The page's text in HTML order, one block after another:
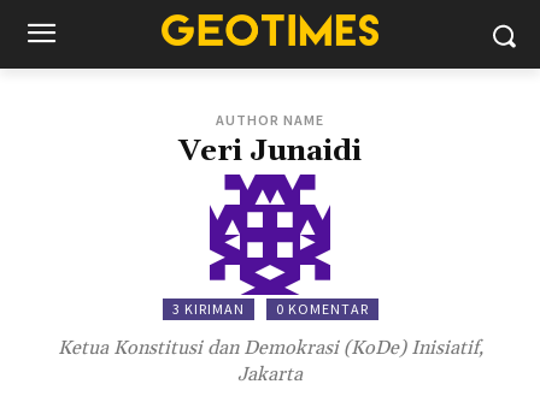
AUTHOR NAME
Veri Junaidi
3 KIRIMAN 0 KOMENTAR
Ketua Konstitusi dan Demokrasi (KoDe) Inisiatif,
Jakarta